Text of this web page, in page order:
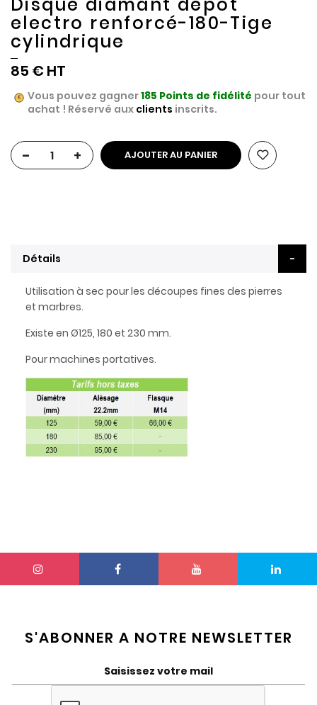
electro renforcé-180-Tige
cylindrique
85 €
Vous pouvez gagner185 Points de fidélité pour tout
achat ! Réservé aux clients inscrits.
- + AJOUTER AU PANIER
Détails
Utilisation à sec pour les découpes fines des pierres
et marbres.
Existe en Ø125, 180 et 230 mm.
Pour machines portatives.
S'ABONNER A NOTRE NEWSLETTER